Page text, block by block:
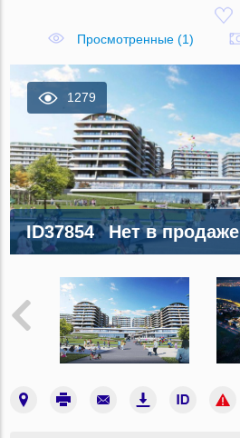
Просмотренные (1)
1279
ID37854 Нет в продаже